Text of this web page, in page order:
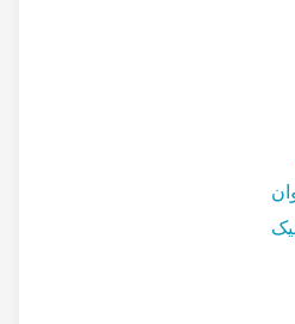
درد –
۱